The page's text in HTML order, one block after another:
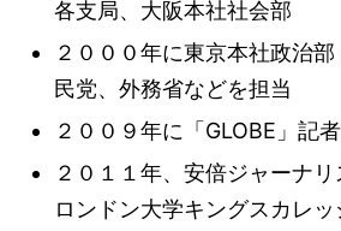
各支局、大阪本社社会部
２０００年に東京本社政治
民党、外務省などを担当
２００９年に 「GLOBE」記者
２０１１年、安倍ジャーナリ
ロンドン大学キングスカレ